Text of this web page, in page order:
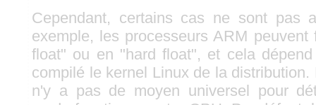
Cependant, certains cas ne sont pas
exemple, les processeurs ARM peuvent
float" ou en "hard float", et cela
compilé le kernel Linux de la distribution.
n'y a pas de moyen universel pour